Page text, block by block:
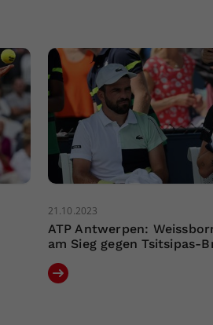
21.10.2023
ATP Antwerpen:
am Sieg gegen Tsitsipas-